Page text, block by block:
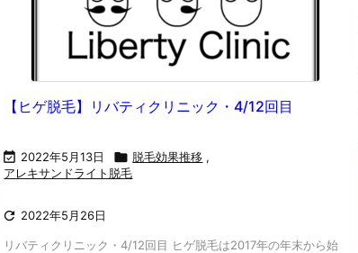
【ヒゲ脱毛】リバティクリニック・4/12回目
 2022年5月13日  脱毛効果推移 ,
アレキサンドライト脱毛
 2022年5月26日
リバティクリニック・4/12回目 ヒゲ脱毛は2017年の年末から始